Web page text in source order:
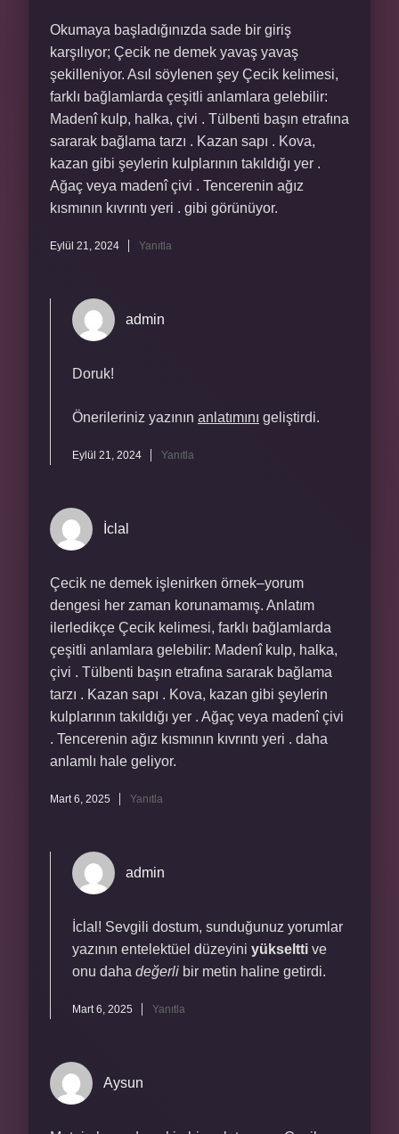
Okumaya başladığınızda sade bir giriş
karşılıyor; Çecik ne demek yavaş yavaş
şekilleniyor. Asıl söylenen şey Çecik kelimesi,
farklı bağlamlarda çeşitli anlamlara gelebilir:
Madenî kulp, halka, çivi . Tülbenti başın etrafına
sararak bağlama tarzı . Kazan sapı . Kova,
kazan gibi şeylerin kulplarının takıldığı yer .
Ağaç veya madenî çivi . Tencerenin ağız
kısmının kıvrıntı yeri . gibi görünüyor.
Eylül 21, 2024 Yanıtla
admin
Doruk!
Önerileriniz yazının anlatımını geliştirdi.
Eylül 21, 2024 Yanıtla
İclal
Çecik ne demek işlenirken örnek–yorum
dengesi her zaman korunamamış. Anlatım
ilerledikçe Çecik kelimesi, farklı bağlamlarda
çeşitli anlamlara gelebilir: Madenî kulp, halka,
çivi . Tülbenti başın etrafına sararak bağlama
tarzı . Kazan sapı . Kova, kazan gibi şeylerin
kulplarının takıldığı yer . Ağaç veya madenî çivi
. Tencerenin ağız kısmının kıvrıntı yeri . daha
anlamlı hale geliyor.
Mart 6, 2025 Yanıtla
admin
İclal! Sevgili dostum, sunduğunuz yorumlar
yazının entelektüel düzeyini yükseltti ve
onu daha değerli bir metin haline getirdi.
Mart 6, 2025 Yanıtla
Aysun